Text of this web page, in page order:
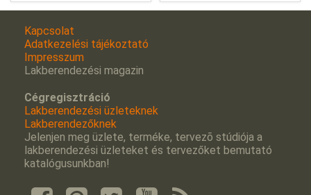
Kapcsolat
Adatkezelési tájékoztató
Impresszum
Lakberendezési magazin
Cégregisztráció
Lakberendezési üzleteknek
Lakberendezőknek
Jelenjen meg üzlete, terméke, tervezõ stúdiója a
lakberendezési üzleteket és tervezőket bemutató
katalógusunkban!